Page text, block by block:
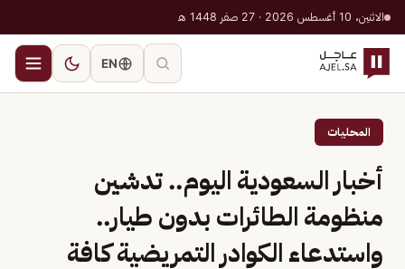
الاثنين، 10 أغسطس 2026 · 27 صفر 1448 هـ
EN
المحليات
أخبار السعودية اليوم.. تدشين
منظومة الطائرات بدون طيار..
واستدعاء الكوادر التمريضية كافة